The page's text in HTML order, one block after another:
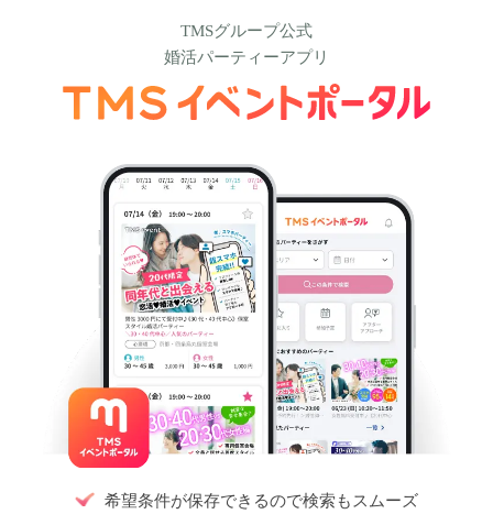
TMSグループ公式
婚活パーティーアプリ
希望条件が保存できるので検索もスムーズ